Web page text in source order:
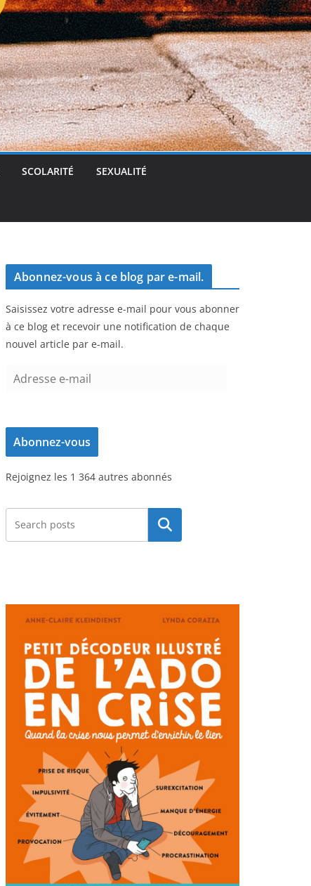
SCOLARITÉ SEXUALITÉ
Abonnez-vous à ce blog par e-mail.
Saisissez votre adresse e-mail pour vous abonner
à ce blog et recevoir une notification de chaque
nouvel article par e-mail.
e
s
e
-
Abonnez-vous
Rejoignez les 1 364 autres abonnés
Rechercher
g
e
r